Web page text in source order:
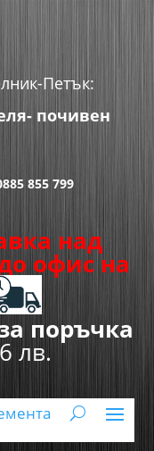
Петък:
почивен
855 799
над
офис на
поръчка
лв.